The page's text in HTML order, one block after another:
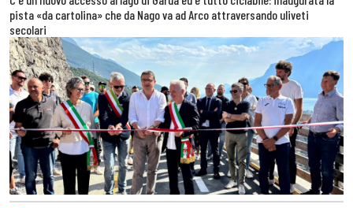
pista «da cartolina» che da Nago va ad Arco attraversando uliveti
secolari